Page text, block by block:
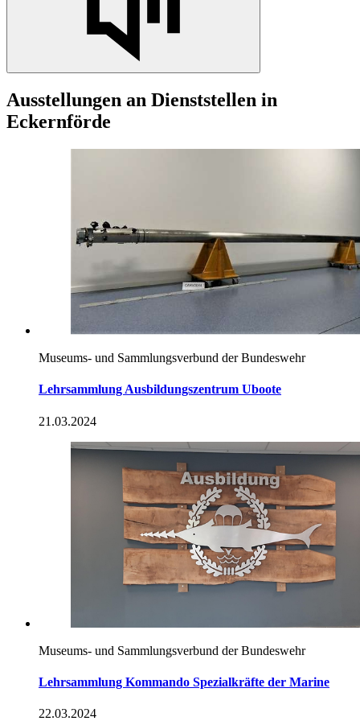
Ausstellungen an Dienststellen in
Eckernförde
Museums- und Sammlungsverbund der Bundeswehr
Lehrsammlung Ausbildungszentrum Uboote
21.03.2024
Museums- und Sammlungsverbund der Bundeswehr
Lehrsammlung Kommando Spezialkräfte der Marine
22.03.2024